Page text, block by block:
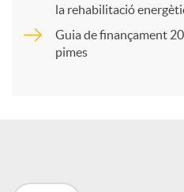
la rehabilitació
Guia de finançament
pimes